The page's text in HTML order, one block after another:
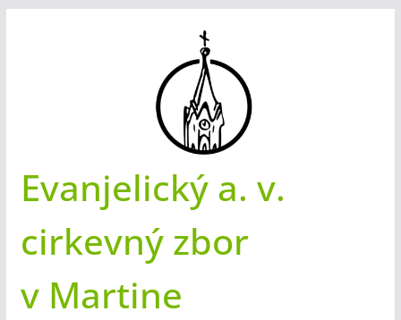
Evanjelický a. v.
cirkevný zbor
v Martine